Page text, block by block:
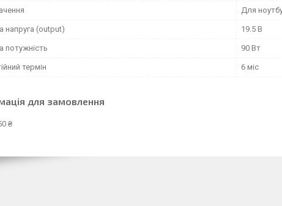
Для
напруга (output) 19.5 В
потужність 90 Вт
термін 6 міс
для замовлення
₴